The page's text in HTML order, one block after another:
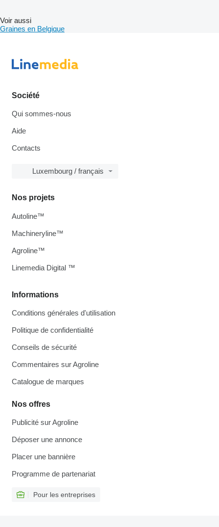
Voir aussi
Graines en Belgique
Société
Qui sommes-nous
Aide
Contacts
Luxembourg / français
Informations
Conditions générales d'utilisation
Politique de confidentialité
Conseils de sécurité
Commentaires sur Agroline
Catalogue de marques
Nos offres
Publicité sur Agroline
Déposer une annonce
Placer une bannière
Programme de partenariat
Pour les entreprises
Nos projets
Autoline™
Machineryline™
Agroline™
Linemedia Digital ™